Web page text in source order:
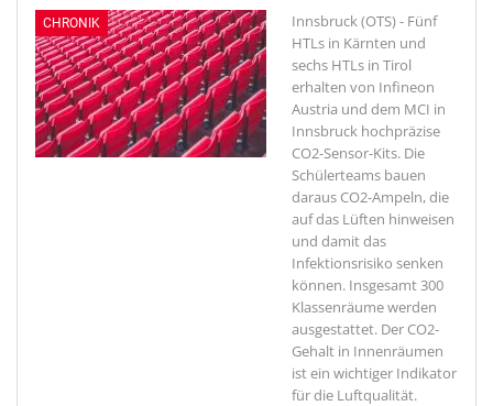
CHRONIK
Innsbruck (OTS) - Fünf
HTLs in Kärnten und
sechs HTLs in Tirol
erhalten von Infineon
Austria und dem MCI in
Innsbruck hochpräzise
CO2-Sensor-Kits. Die
Schülerteams bauen
daraus CO2-Ampeln, die
auf das Lüften hinweisen
und damit das
Infektionsrisiko senken
können. Insgesamt 300
Klassenräume werden
ausgestattet. Der CO2-
Gehalt in Innenräumen
ist ein wichtiger Indikator
für die Luftqualität.